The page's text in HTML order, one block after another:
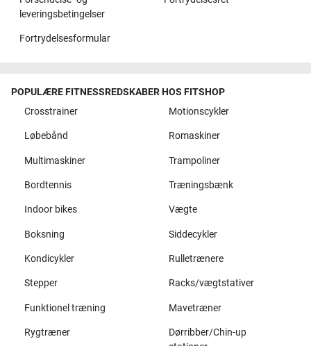
leveringsbetingelser
Fortrydelsesformular
POPULÆRE FITNESSREDSKABER HOS FITSHOP
Crosstrainer
Motionscykler
Løbebånd Romaskiner
Multimaskiner Trampoliner
Bordtennis Træningsbænk
Indoor bikes Vægte
Boksning Siddecykler
Kondicykler Rulletrænere
Stepper Racks/vægtstativer
Funktionel træning Mavetræner
Rygtræner
Dørribber/Chin-up